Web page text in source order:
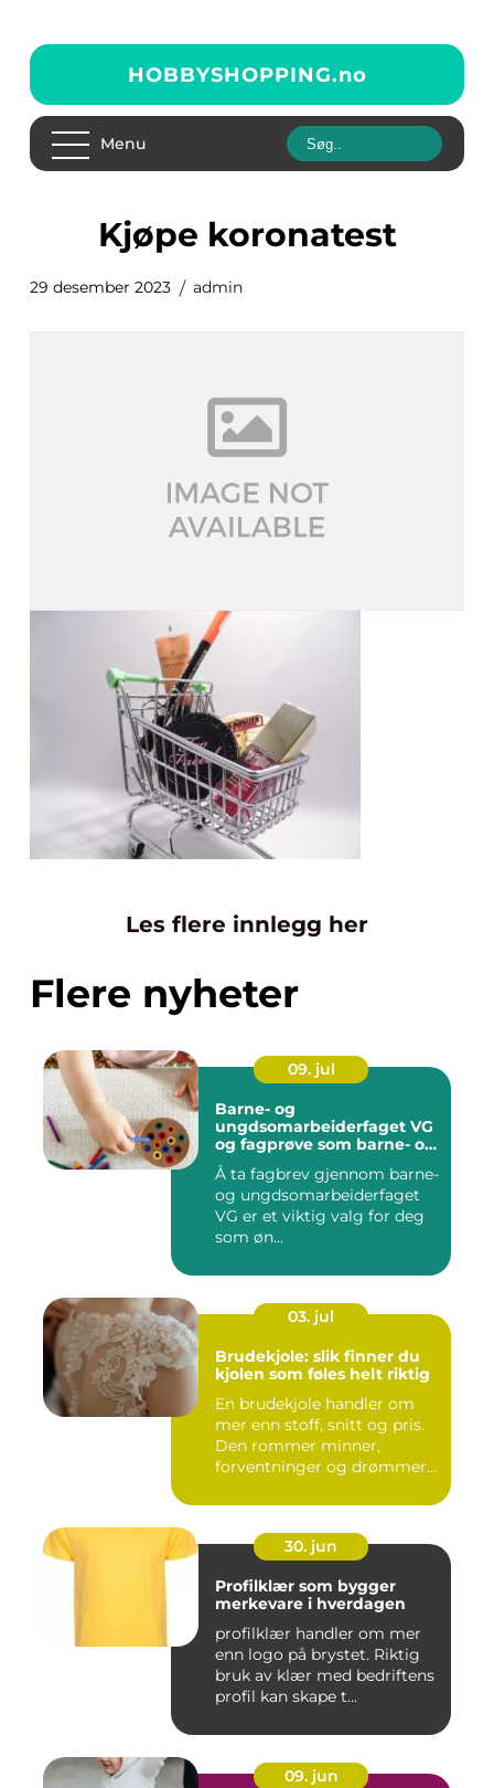
HOBBYSHOPPING.no
Menu
kjøpe koronatest
29 desember 2023 admin
Les flere innlegg her
Flere nyheter
09. jul
Barne- og
ungdsomarbeiderfaget VG
og fagprøve som barne- og
ungdomsarbeider
Å ta fagbrev gjennom barne-
og ungdsomarbeiderfaget
VG er et viktig valg for deg
som øn...
03. jul
Brudekjole: slik finner du
kjolen som føles helt riktig
En brudekjole handler om
mer enn stoff, snitt og pris.
Den rommer minner,
forventninger og drømmer
30. jun
Profilklær som bygger
merkevare i hverdagen
profilklær handler om mer
enn logo på brystet. Riktig
bruk av klær med bedriftens
profil kan skape t...
09. jun